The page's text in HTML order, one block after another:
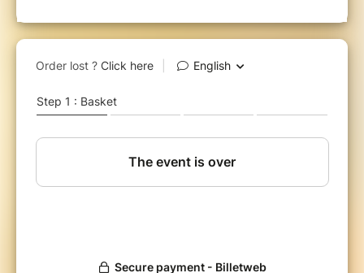
devenir organisteur.trice Ecstatic Dance
et/ou initiateur-trice du rassemblement
communautaire Ecstatic Dance, sur des bases
concrètes, approfondies,
L'Energie BDLD confirme, impulse cet
engouement pour l'Ecstatic Dance en France
enseignement contient véritablement cette
joie de voir EMERGER SUR LE LONG TERME à
mais aussi animera toute une nouvelle